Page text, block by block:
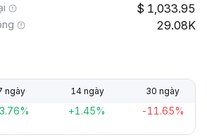
1,033.95
29.08K
ngày 14 ngày 30 ngày
+1.45% -11.65%